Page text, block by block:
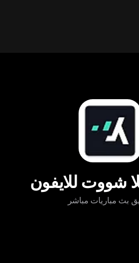
شووت للايفون
بث مباريات مباشر